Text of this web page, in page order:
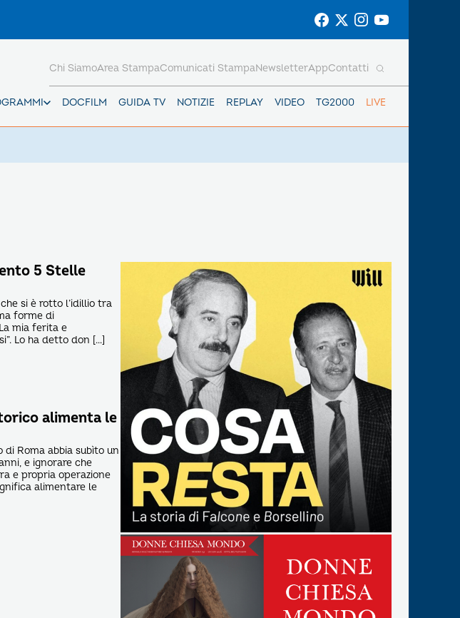
DOCFILM GUIDA TV NOTIZIE REPLAY VIDEO TG2000 LIVE
Chi SiamoArea StampaComunicati StampaNewsletterAppContatti
5 Stelle
si è rotto l’idillio tra
forme di
mia ferita e
Lo ha detto don […]
alimenta le
di Roma abbia subìto un
e ignorare che
e propria operazione
alimentare le